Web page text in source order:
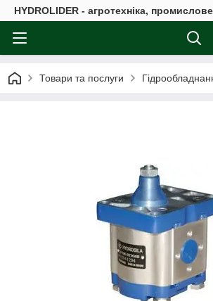
HYDROLIDER - агротехніка,
Товари та послуги